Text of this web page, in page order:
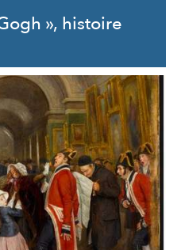
», histoire